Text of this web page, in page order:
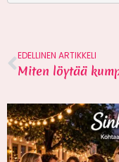
EDELLINEN ARTIKKELI